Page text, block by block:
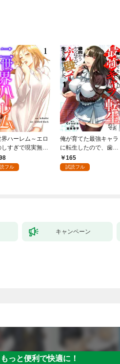
界ハーレム～エロ
すぎで現実無双
フル
俺が育てた最強キャラ
に転生したので、歯向
かうヤツはすべてぶん
殴って生きる事にしま
165
試読フル
キャンペーン
っと便利で快適に！